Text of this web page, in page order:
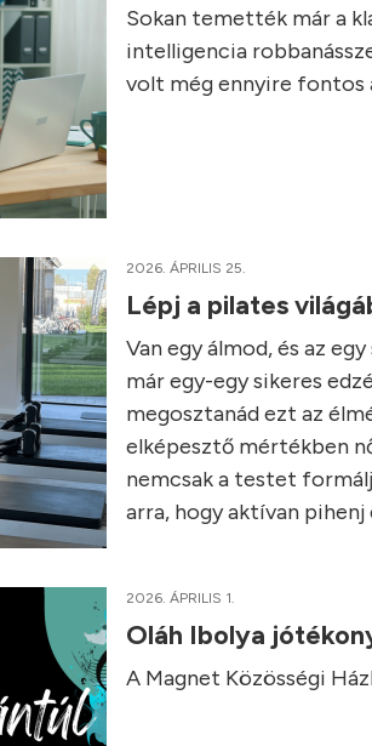
Sokan temették már a
intelligencia
volt még ennyire fontos
2026. ÁPRILIS 25.
Lépj a pilates
Van egy álmod, és az
már egy-egy sikeres
megosztanád ezt az
elképesztő mértékben
nemcsak a testet
arra, hogy aktívan pihenj
2026. ÁPRILIS 1.
Oláh Ibolya
A Magnet Közösségi